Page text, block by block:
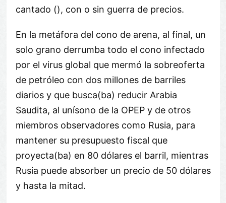
cantado (), con o sin guerra de precios.
En la metáfora del cono de arena, al final, un
solo grano derrumba todo el cono infectado
por el virus global que mermó la sobreoferta
de petróleo con dos millones de barriles
diarios y que busca(ba) reducir Arabia
Saudita, al unísono de la OPEP y de otros
miembros observadores como Rusia, para
mantener su presupuesto fiscal que
proyecta(ba) en 80 dólares el barril, mientras
Rusia puede absorber un precio de 50 dólares
y hasta la mitad.